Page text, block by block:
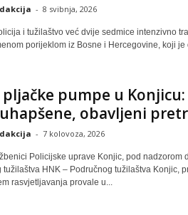
- 8 svibnja, 2026
i tužilaštvo već dvije sedmice intenzivno
porijeklom iz Bosne i Hercegovine, koji je
pumpe u Konjicu:
obavljeni
- 7 kolovoza, 2026
Policijske uprave Konjic, pod nadzorom
tužilaštva HNK – Područnog tužilaštva Konjic,
rasvjetljavanja provale u...